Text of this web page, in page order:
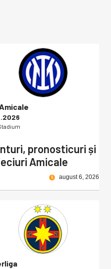
pronosticuri și
Amicale
august 6, 2026